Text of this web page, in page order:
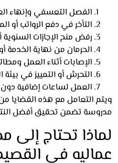
الفصل التعسفي وإنهاء
التأخر في دفع الرواتب أو
رفض منح الإجازات السنوية أو
الحرمان من نهاية الخدمة أو
الإصابات أثناء العمل
التحرش أو التمييز في بيئة
العمل لساعات إضافية دون
التعامل مع هذه القضايا من
تضمن تحقيق أفضل النتائج
تحتاج إلى
في القصيم